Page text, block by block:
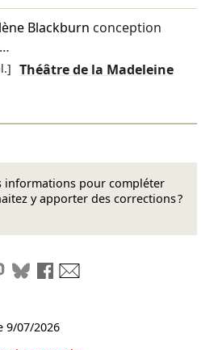
Blackburn conception
…
Théâtre de la Madeleine
informations pour compléter
y apporter des corrections ?
le liensur LinkedIn
Partager sur Mastodon
Partager sur Bluesky
Partager sur Facebook
9/07/2026